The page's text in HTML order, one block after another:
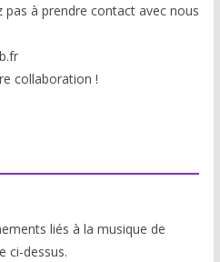
pas à prendre contact avec nous
collaboration !
liés à la musique de
ci-dessus.